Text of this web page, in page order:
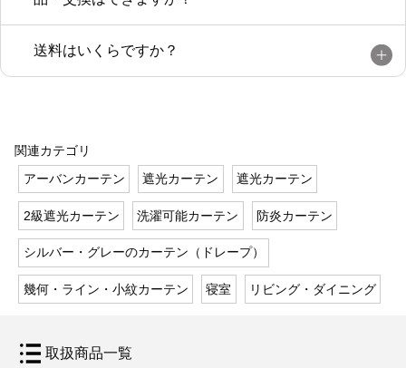
送料はいくらですか？
関連カテゴリ
アーバンカーテン
遮光カーテン 遮光カーテン
2級遮光カーテン 洗濯可能カーテン 防炎カーテン
シルバー・グレーのカーテン（ドレープ）
幾何・ライン・小紋カーテン 寝室 リビング・ダイニング
取扱商品一覧